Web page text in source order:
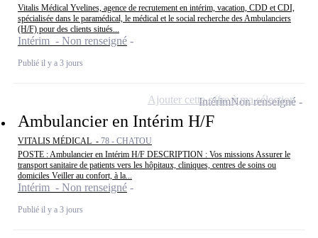
Vitalis Médical Yvelines, agence de recrutement en intérim, vacation, CDD et CDI,
spécialisée dans le paramédical, le médical et le social recherche des Ambulanciers
(H/F) pour des clients situés...
Intérim - Non renseigné
Publié il y a 3 jours
Ambulancier en Intérim H/F
VITALIS MÉDICAL - 78 - CHATOU
POSTE : Ambulancier en Intérim H/F DESCRIPTION : Vos missions Assurer le
transport sanitaire de patients vers les hôpitaux, cliniques, centres de soins ou
domiciles Veiller au confort, à la...
Intérim - Non renseigné
Publié il y a 3 jours
IntérimNon renseigné
Ajouter cette offre à ma sélection